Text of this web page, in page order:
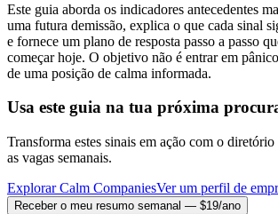
Este guia aborda os indicadores antecedentes
uma futura demissão, explica o que cada sinal
e fornece um plano de resposta passo a passo
começar hoje. O objetivo não é entrar em
de uma posição de calma informada.
Usa este guia na tua próxima
Transforma estes sinais em ação com o
as vagas semanais.
Explorar Calm CompaniesVer um perfil de
Receber o meu resumo semanal — $19/ano